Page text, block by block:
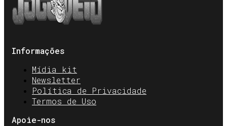
Informações
Mídia kit
Newsletter
Política de Privacidade
Termos de Uso
Apoie-nos